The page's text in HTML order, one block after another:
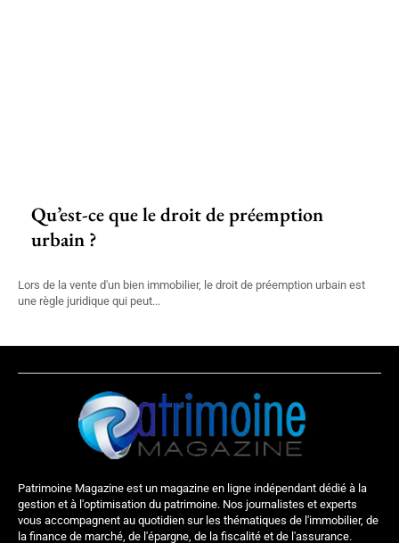
Qu’est-ce que le droit de préemption
urbain ?
Lors de la vente d'un bien immobilier, le droit de préemption urbain est
une règle juridique qui peut...
Patrimoine Magazine est un magazine en ligne indépendant dédié à la
gestion et à l'optimisation du patrimoine. Nos journalistes et experts
vous accompagnent au quotidien sur les thématiques de l'immobilier, de
la finance de marché, de l'épargne, de la fiscalité et de l'assurance.